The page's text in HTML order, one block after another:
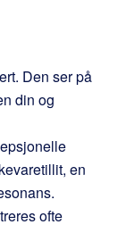
Den ser på
din og
en
ofte